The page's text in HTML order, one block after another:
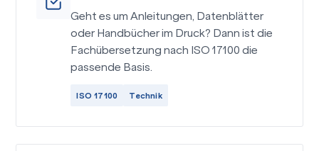
Geht es um Anleitungen, Datenblätter
oder Handbücher im Druck? Dann ist die
Fachübersetzung nach ISO 17100 die
passende Basis.
ISO 17100 Technik